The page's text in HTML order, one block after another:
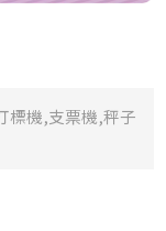
標機,支票機,秤子